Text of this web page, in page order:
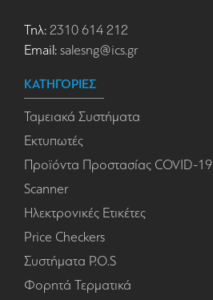
Τηλ: 2310 614 212
Email: salesng@ics.gr
ΚΑΤΗΓΟΡΙΕΣ
Ταμειακά Συστήματα
Εκτυπωτές
Προϊόντα Προστασίας COVID-19
Scanner
Ηλεκτρονικές Ετικέτες
Price Checkers
Συστήματα P.O.S
Φορητά Τερματικά